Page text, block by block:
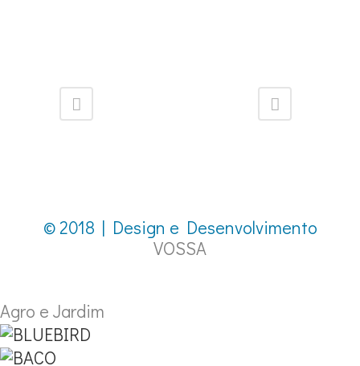
© 2018 | Design e Desenvolvimento
VOSSA
Agro e Jardim